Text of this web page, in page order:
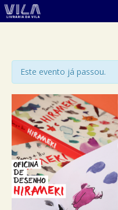
Este evento já passou.